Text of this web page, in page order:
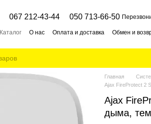
067 212-43-44 050 713-66-50
Каталог О нас Оплата и доставка Обмен и
Главная
Ajax FireProtect 2
Ajax
дыма,